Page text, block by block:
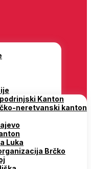
Kanton
neretvanski kanton
Luka
Brčko